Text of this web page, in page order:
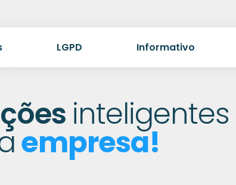
LGPD Informativo
inteligentes
empresa!